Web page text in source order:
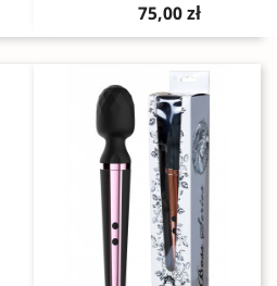
75,00 zł